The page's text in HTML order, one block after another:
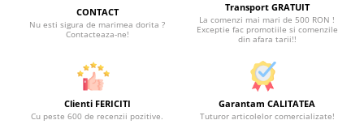
CONTACT
Nu esti sigura de marimea dorita ?
Contacteaza-ne!
Transport GRATUIT
La comenzi mai mari de 500 RON !
Exceptie fac promotiile si comenzile
din afara tarii!!
Clienti FERICITI
Cu peste 600 de recenzii pozitive.
Garantam CALITATEA
Tuturor articolelor comercializate!